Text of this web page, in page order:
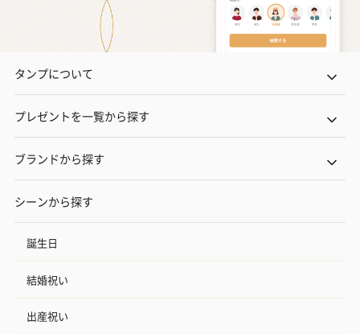
タンプについて
プレゼントを一覧から探す
ブランドから探す
シーンから探す
誕生日
結婚祝い
出産祝い